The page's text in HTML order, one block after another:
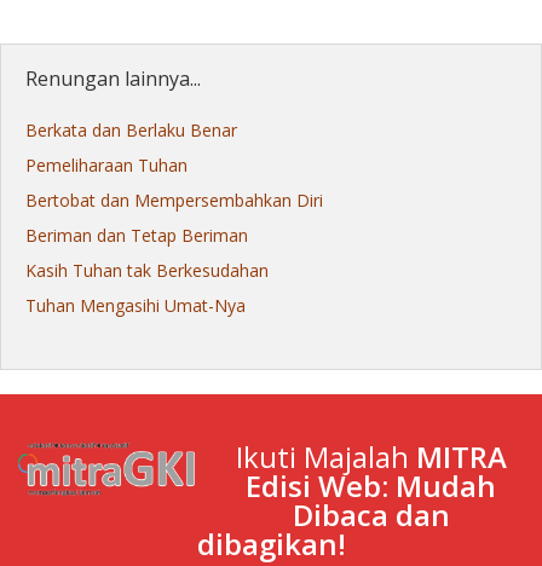
Renungan lainnya...
Berkata dan Berlaku Benar
Pemeliharaan Tuhan
Bertobat dan Mempersembahkan Diri
Beriman dan Tetap Beriman
Kasih Tuhan tak Berkesudahan
Tuhan Mengasihi Umat-Nya
Ikuti Majalah MITRA
Edisi Web: Mudah
Dibaca dan
dibagikan!